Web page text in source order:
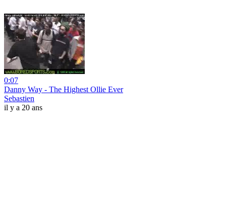
0:07
Danny Way - The Highest Ollie Ever
Sebastien
il y a 20 ans